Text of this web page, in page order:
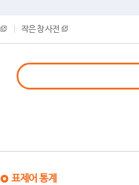
작은 창 사전
표제어 통계